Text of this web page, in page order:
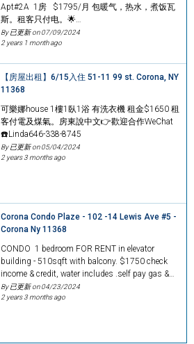
Apt#2A 1房 $1795/月 包暖气，热水，煮饭瓦
斯。租客只付电。🌟…
By 已更新 on07/09/2024
2 years 1 month ago
【房屋出租】6/15入住 51-11 99 st. Corona, NY
11368
可樂娜house 1樓1臥1浴 有洗衣機 租金$1650 租
客付電及煤氣。房東說中文👉歡迎合作WeChat
☎️Linda646-338-8745
By 已更新 on05/04/2024
2 years 3 months ago
Corona Condo Plaze - 102 -14 Lewis Ave #5 -
Corona Ny 11368
CONDO 1 bedroom FOR RENT in elevator
building - 510sqft with balcony. $1750 check
income & credit, water includes .self pay gas &…
By 已更新 on04/23/2024
2 years 3 months ago